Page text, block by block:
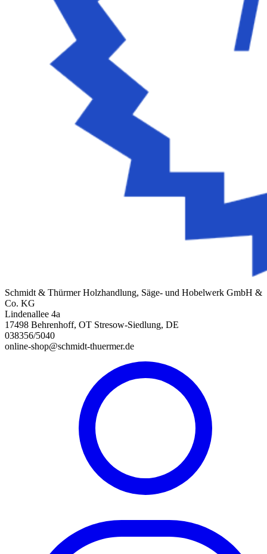
Schmidt & Thürmer Holzhandlung, Säge- und Hobelwerk GmbH &
Co. KG
Lindenallee 4a
17498 Behrenhoff, OT Stresow-Siedlung, DE
038356/5040
online-shop@schmidt-thuermer.de